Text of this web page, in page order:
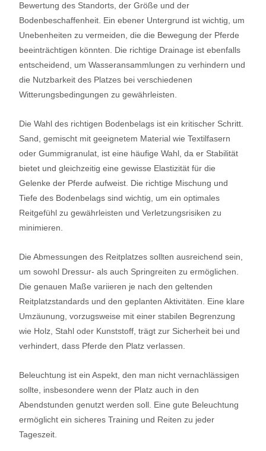
Bewertung des Standorts, der Größe und der
Bodenbeschaffenheit. Ein ebener Untergrund ist wichtig, um
Unebenheiten zu vermeiden, die die Bewegung der Pferde
beeinträchtigen könnten. Die richtige Drainage ist ebenfalls
entscheidend, um Wasseransammlungen zu verhindern und
die Nutzbarkeit des Platzes bei verschiedenen
Witterungsbedingungen zu gewährleisten.
Die Wahl des richtigen Bodenbelags ist ein kritischer Schritt.
Sand, gemischt mit geeignetem Material wie Textilfasern
oder Gummigranulat, ist eine häufige Wahl, da er Stabilität
bietet und gleichzeitig eine gewisse Elastizität für die
Gelenke der Pferde aufweist. Die richtige Mischung und
Tiefe des Bodenbelags sind wichtig, um ein optimales
Reitgefühl zu gewährleisten und Verletzungsrisiken zu
minimieren.
Die Abmessungen des Reitplatzes sollten ausreichend sein,
um sowohl Dressur- als auch Springreiten zu ermöglichen.
Die genauen Maße variieren je nach den geltenden
Reitplatzstandards und den geplanten Aktivitäten. Eine klare
Umzäunung, vorzugsweise mit einer stabilen Begrenzung
wie Holz, Stahl oder Kunststoff, trägt zur Sicherheit bei und
verhindert, dass Pferde den Platz verlassen.
Beleuchtung ist ein Aspekt, den man nicht vernachlässigen
sollte, insbesondere wenn der Platz auch in den
Abendstunden genutzt werden soll. Eine gute Beleuchtung
ermöglicht ein sicheres Training und Reiten zu jeder
Tageszeit.